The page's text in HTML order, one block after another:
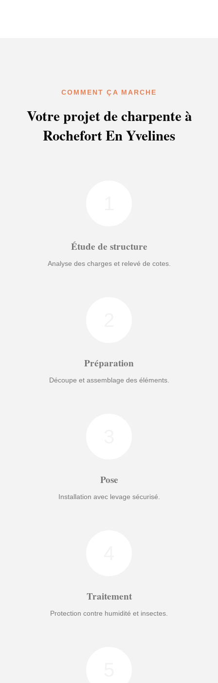
COMMENT ÇA MARCHE
Votre projet de charpente à
Rochefort En Yvelines
Étude de structure
Analyse des charges et relevé de cotes.
Préparation
Découpe et assemblage des éléments.
Pose
Installation avec levage sécurisé.
Traitement
Protection contre humidité et insectes.